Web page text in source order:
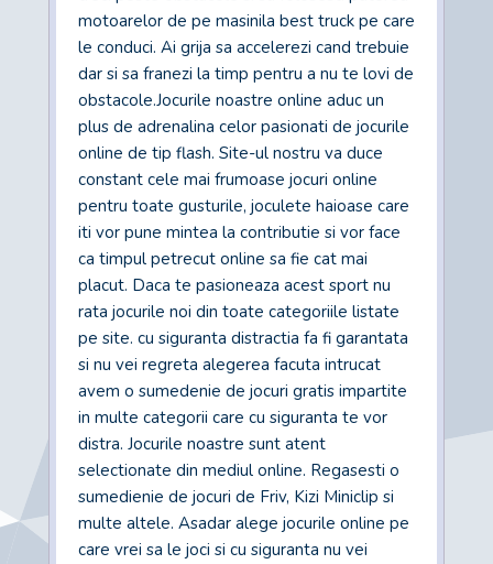
motoarelor de pe masinila best truck pe care
le conduci. Ai grija sa accelerezi cand trebuie
dar si sa franezi la timp pentru a nu te lovi de
obstacole.Jocurile noastre online aduc un
plus de adrenalina celor pasionati de jocurile
online de tip flash. Site-ul nostru va duce
constant cele mai frumoase jocuri online
pentru toate gusturile, joculete haioase care
iti vor pune mintea la contributie si vor face
ca timpul petrecut online sa fie cat mai
placut. Daca te pasioneaza acest sport nu
rata jocurile noi din toate categoriile listate
pe site. cu siguranta distractia fa fi garantata
si nu vei regreta alegerea facuta intrucat
avem o sumedenie de jocuri gratis impartite
in multe categorii care cu siguranta te vor
distra. Jocurile noastre sunt atent
selectionate din mediul online. Regasesti o
sumedienie de jocuri de Friv, Kizi Miniclip si
multe altele. Asadar alege jocurile online pe
care vrei sa le joci si cu siguranta nu vei